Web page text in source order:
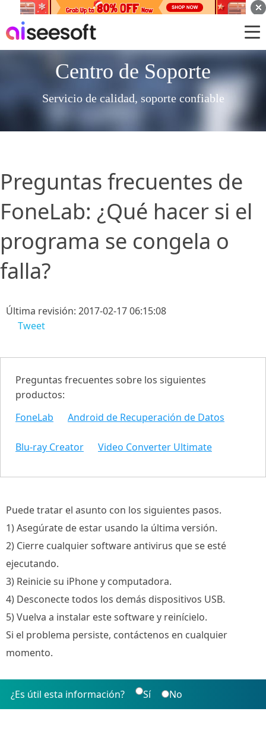
Centro de Soporte
Servicio de calidad, soporte confiable
Preguntas frecuentes de
FoneLab: ¿Qué hacer si el
programa se congela o
falla?
Última revisión: 2017-02-17 06:15:08
Tweet
Preguntas frecuentes sobre los siguientes
productos:
FoneLab
Android de Recuperación de Datos
Blu-ray Creator Video Converter Ultimate
Puede tratar el asunto con los siguientes pasos.
1) Asegúrate de estar usando la última versión.
2) Cierre cualquier software antivirus que se esté
ejecutando.
3) Reinicie su iPhone y computadora.
4) Desconecte todos los demás dispositivos USB.
5) Vuelva a instalar este software y reinícielo.
Si el problema persiste, contáctenos en cualquier
momento.
¿Es útil esta información? Sí No